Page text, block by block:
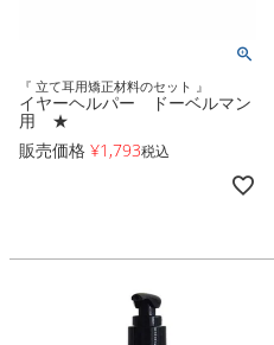
『 立て耳用矯正材料のセット 』
イヤーヘルパー ドーベルマン
用 ★
販売価格 ¥1,793税込